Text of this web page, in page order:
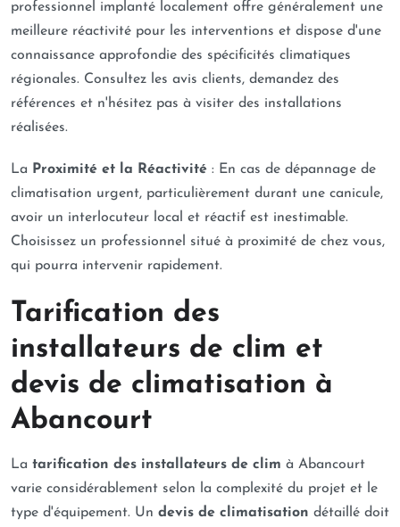
professionnel implanté localement offre généralement une
meilleure réactivité pour les interventions et dispose d'une
connaissance approfondie des spécificités climatiques
régionales. Consultez les avis clients, demandez des
références et n'hésitez pas à visiter des installations
réalisées.
La Proximité et la Réactivité : En cas de dépannage de
climatisation urgent, particulièrement durant une canicule,
avoir un interlocuteur local et réactif est inestimable.
Choisissez un professionnel situé à proximité de chez vous,
qui pourra intervenir rapidement.
Tarification des
installateurs de clim et
devis de climatisation à
Abancourt
La tarification des installateurs de clim à Abancourt
varie considérablement selon la complexité du projet et le
type d'équipement. Un devis de climatisation détaillé doit